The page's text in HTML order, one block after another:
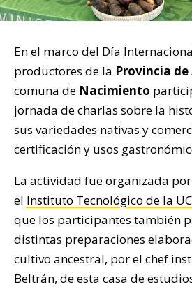
En el marco del Día
productores de la Provincia de
comuna de Nacimiento
jornada de charlas sobre la
sus variedades nativas y
certificación y usos
La actividad fue organizada
el Instituto Tecnológico de la
que los participantes también
distintas preparaciones
cultivo ancestral, por el chef
Beltrán, de esta casa de